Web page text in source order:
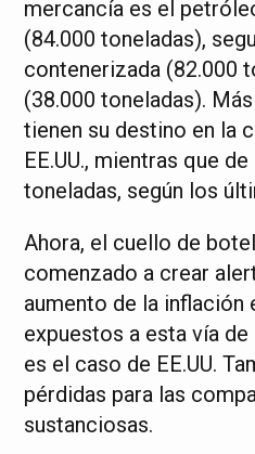
mercancía es el
(84.000 toneladas),
contenerizada (82.000
(38.000 toneladas).
tienen su destino en la
EE.UU., mientras que
toneladas, según los
Ahora, el cuello de
comenzado a crear
aumento de la inflación
expuestos a esta vía
es el caso de EE.UU.
pérdidas para las
sustanciosas.